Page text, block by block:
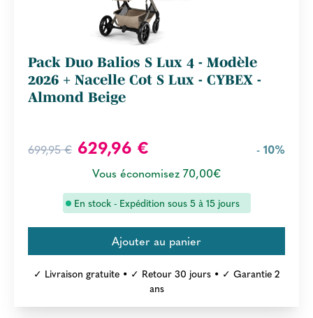
Pack Duo Balios S Lux 4 - Modèle
2026 + Nacelle Cot S Lux - CYBEX -
Almond Beige
699,95 € 629,96 €
- 10%
Vous économisez 70,00€
En stock - Expédition sous 5 à 15 jours
✓ Livraison gratuite • ✓ Retour 30 jours • ✓ Garantie 2
ans